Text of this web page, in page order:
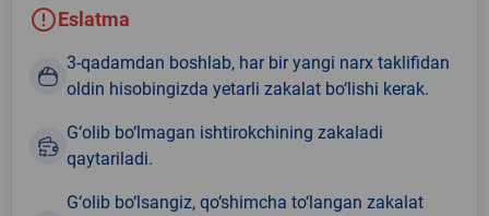
Eslatma
3-qadamdan boshlab, har bir yangi narx taklifidan
oldin hisobingizda yetarli zakalat bo‘lishi kerak.
G‘olib bo‘lmagan ishtirokchining zakaladi
qaytariladi.
G‘olib bo‘lsangiz, qo‘shimcha to‘langan zakalat